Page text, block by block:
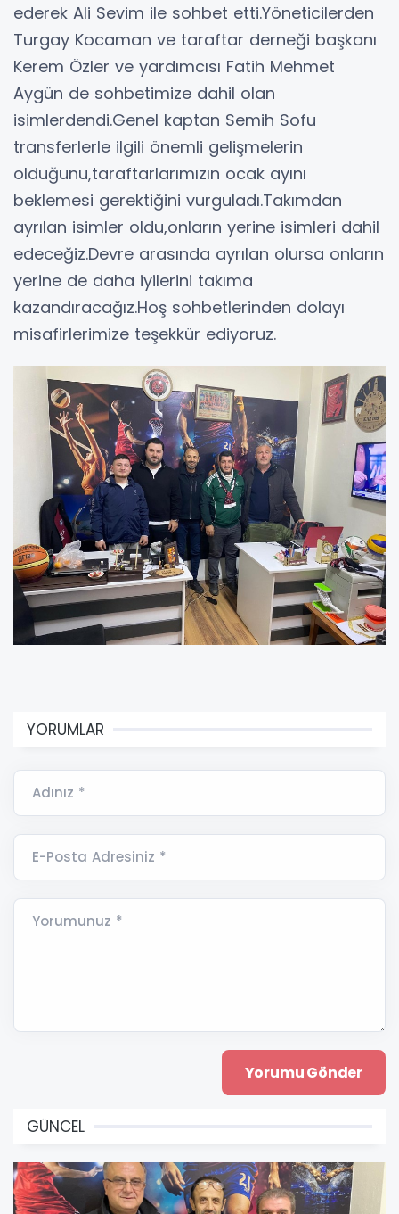
ederek Ali Sevim ile sohbet etti.Yöneticilerden
Turgay Kocaman ve taraftar derneği başkanı
Kerem Özler ve yardımcısı Fatih Mehmet
Aygün de sohbetimize dahil olan
isimlerdendi.Genel kaptan Semih Sofu
transferlerle ilgili önemli gelişmelerin
olduğunu,taraftarlarımızın ocak ayını
beklemesi gerektiğini vurguladı.Takımdan
ayrılan isimler oldu,onların yerine isimleri dahil
edeceğiz.Devre arasında ayrılan olursa onların
yerine de daha iyilerini takıma
kazandıracağız.Hoş sohbetlerinden dolayı
misafirlerimize teşekkür ediyoruz.
YORUMLAR
Adınız *
E-Posta Adresiniz *
Yorumunuz *
GÜNCEL